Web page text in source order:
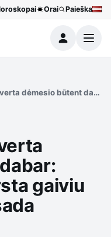
Orai Paieška
Meniu
dėmesio būtent
gaiviu